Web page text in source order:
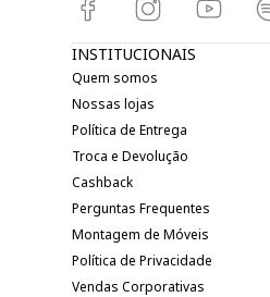
INSTITUCIONAIS
Quem somos
Nossas lojas
Política de Entrega
Troca e Devolução
Cashback
Perguntas Frequentes
Montagem de Móveis
Política de Privacidade
Vendas Corporativas